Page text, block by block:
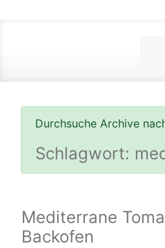
Durchsuche Archive
Schlagwort:
Mediterrane
Backofen